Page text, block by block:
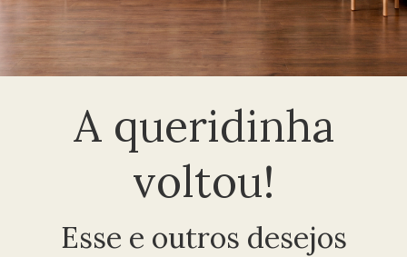
A queridinha
voltou!
Esse e outros desejos